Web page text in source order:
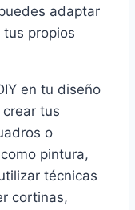
adaptar
propios
en tu diseño
tus
o
pintura,
técnicas
cortinas,